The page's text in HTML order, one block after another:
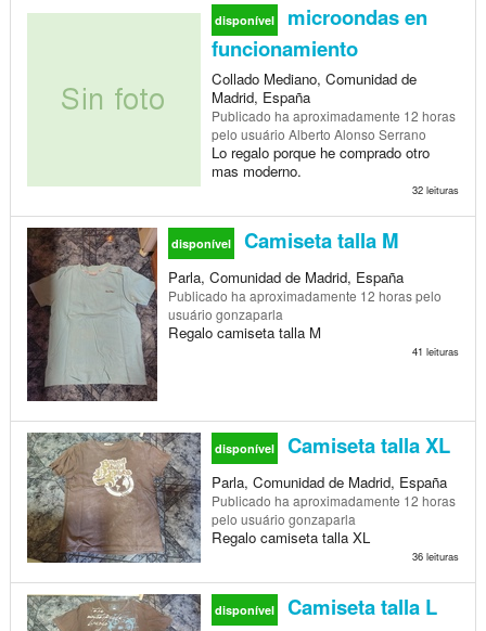
disponível
microondas en
funcionamiento
Collado Mediano, Comunidad de
Madrid, España
Publicado ha aproximadamente 12 horas
pelo usuário Alberto Alonso Serrano
Lo regalo porque he comprado otro
mas moderno.
32 leituras
disponível Camiseta talla M
Parla, Comunidad de Madrid, España
Publicado ha aproximadamente 12 horaspelo
usuário gonzaparla
Regalo camiseta talla M
41 leituras
disponível Camiseta talla XL
Parla, Comunidad de Madrid, España
Publicado ha aproximadamente 12 horas
pelo usuário gonzaparla
Regalo camiseta talla XL
36 leituras
disponível Camiseta talla L